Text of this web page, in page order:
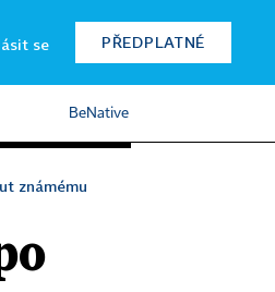
se PŘEDPLATNÉ
BeNative
známému